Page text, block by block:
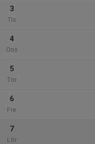
3
Tis
4
Ons
5
Tor
6
Fre
7
Lör